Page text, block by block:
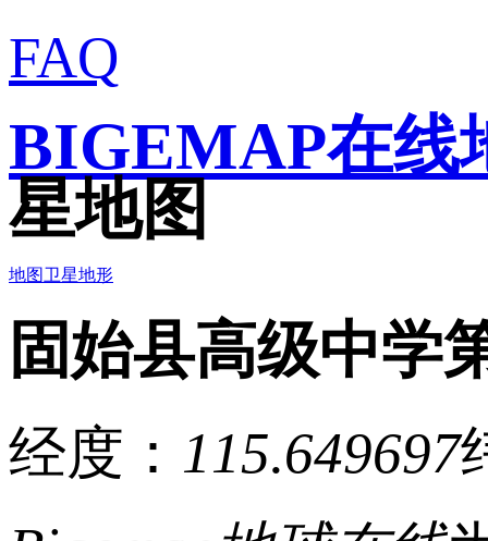
FAQ
BIGEMAP在线
星地图
地图卫星地形
固始县高级中学
经度： 115.649697